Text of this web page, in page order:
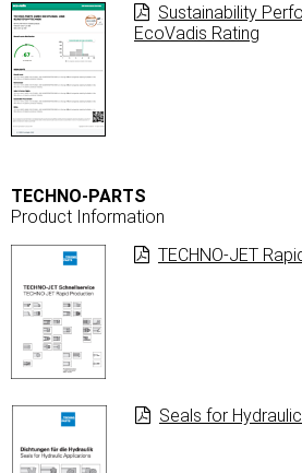
Sustainability
EcoVadis Rating
TECHNO-PARTS
Product Information
TECHNO-JET
Seals for